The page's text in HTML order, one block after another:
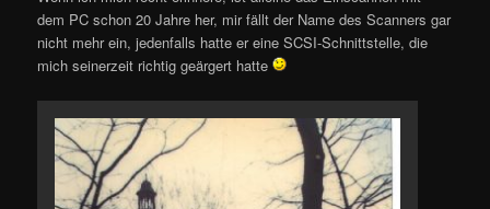
dem PC schon 20 Jahre her, mir fällt der Name des Scanners gar
nicht mehr ein, jedenfalls hatte er eine SCSI-Schnittstelle, die
mich seinerzeit richtig geärgert hatte